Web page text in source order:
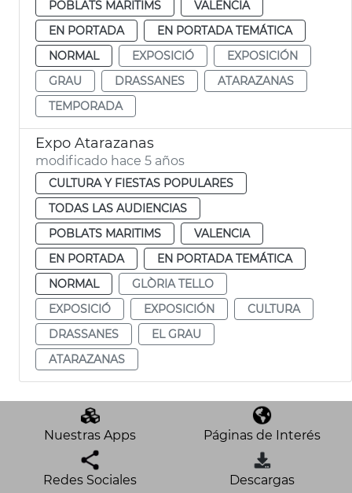
POBLATS MARITIMS
VALENCIA
EN PORTADA
EN PORTADA TEMÁTICA
NORMAL
EXPOSICIÓ
EXPOSICIÓN
GRAU
DRASSANES
ATARAZANAS
TEMPORADA
Expo Atarazanas
modificado hace 5 años
CULTURA Y FIESTAS POPULARES
TODAS LAS AUDIENCIAS
POBLATS MARITIMS
VALENCIA
EN PORTADA
EN PORTADA TEMÁTICA
NORMAL
GLÒRIA TELLO
EXPOSICIÓ
EXPOSICIÓN
CULTURA
DRASSANES
EL GRAU
ATARAZANAS
Nuestras Apps Páginas de Interés
Redes Sociales Descargas